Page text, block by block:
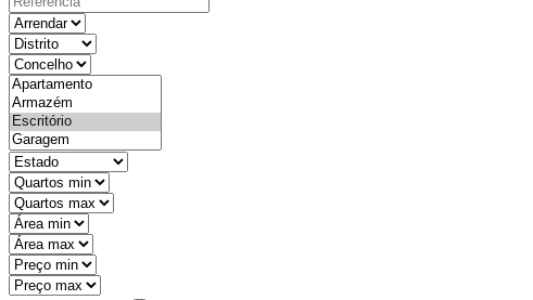
objective
districtId
countyId
types
state
mintypo
maxtypo
minarea
maxarea
minprice
maxprice